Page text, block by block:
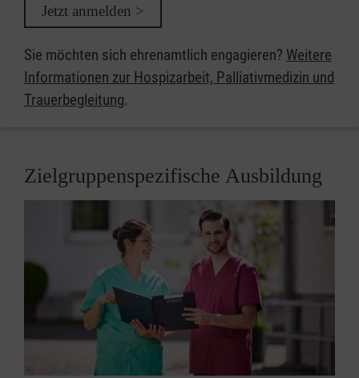
Jetzt anmelden >
Sie möchten sich ehrenamtlich engagieren? Weitere
Informationen zur Hospizarbeit, Palliativmedizin und
Trauerbegleitung​​​​​​​.
Zielgruppenspezifische Ausbildung